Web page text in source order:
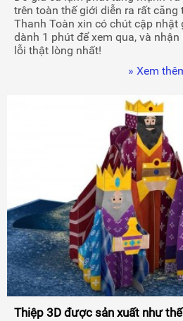
trên toàn thế giới diễn ra rất căng
Thanh Toàn xin có chút cập nhật
dành 1 phút để xem qua, và
lỗi thật lòng nhất!
» Xem
Thiệp 3D được sản xuất như